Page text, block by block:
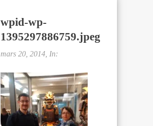
wpid-wp-
1395297886759.jpeg
mars 20, 2014, In: